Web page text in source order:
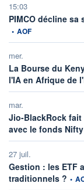
15:03
PIMCO décline sa
• AOF
mer.
La Bourse du
l'IA en Afrique de
mar.
Jio-BlackRock fait
avec le fonds
27 juil.
Gestion : les ETF
traditionnels ? •